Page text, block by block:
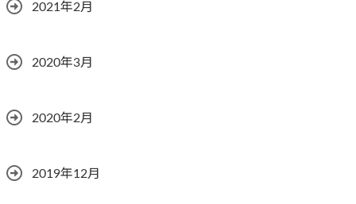
2021年2月
2020年3月
2020年2月
2019年12月